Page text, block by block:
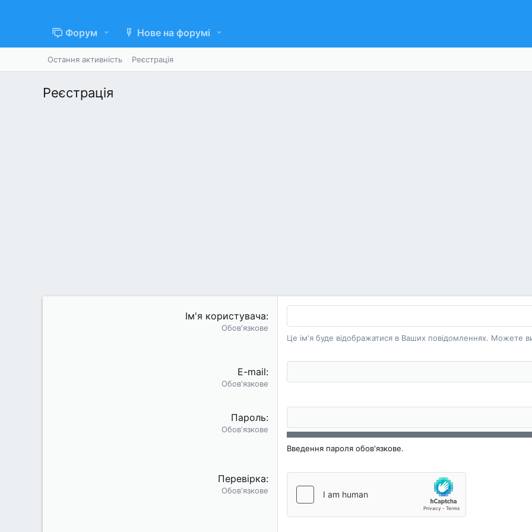
Форум Нове на форумі
Остання активність Реєстрація
Реєстрація
Ім'я користувача
Обов'язкове
Це ім'я буде відображатися в Ваших повідомленнях. Можете
E-mail
Обов'язкове
Пароль
Обов'язкове
Введення пароля обов'язкове.
Перевірка
Обов'язкове